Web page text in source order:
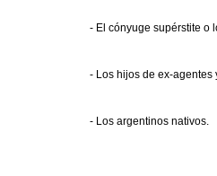
- El cónyuge supérstite o
- Los hijos de ex-agentes
- Los argentinos nativos.